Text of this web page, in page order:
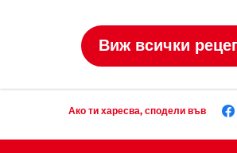
Виж всички
Ако ти харесва, сподели във